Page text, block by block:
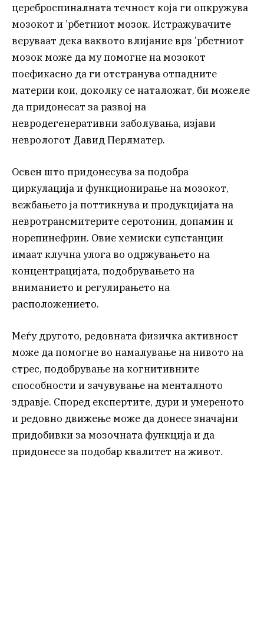
цереброспиналната течност која ги опкружува
мозокот и ’рбетниот мозок. Истражувачите
веруваат дека ваквото влијание врз ’рбетниот
мозок може да му помогне на мозокот
поефикасно да ги отстранува отпадните
материи кои, доколку се наталожат, би можеле
да придонесат за развој на
невродегенеративни заболувања, изјави
неврологот Давид Перлматер.
Освен што придонесува за подобра
циркулација и функционирање на мозокот,
вежбањето ја поттикнува и продукцијата на
невротрансмитерите серотонин, допамин и
норепинефрин. Овие хемиски супстанции
имаат клучна улога во одржувањето на
концентрацијата, подобрувањето на
вниманието и регулирањето на
расположението.
Меѓу другото, редовната физичка активност
може да помогне во намалување на нивото на
стрес, подобрување на когнитивните
способности и зачувување на менталното
здравје. Според експертите, дури и умереното
и редовно движење може да донесе значајни
придобивки за мозочната функција и да
придонесе за подобар квалитет на живот.